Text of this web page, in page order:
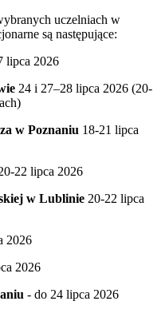
uczelniach w
są następujące:
lipca 2026
24 i 27–28 lipca 2026 (20-
w Poznaniu 18-21 lipca
22 lipca 2026
w Lublinie 20-22 lipca
2026
2026
- do 24 lipca 2026